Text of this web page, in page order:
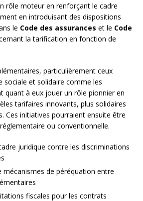
rôle moteur en renforçant le cadre
en introduisant des dispositions
le Code des assurances et le Code
la tarification en fonction de
particulièrement ceux
sociale et solidaire comme les
quant à eux jouer un rôle pionnier en
tarifaires innovants, plus solidaires
Ces initiatives pourraient ensuite être
ou conventionnelle.
juridique contre les discriminations
mécanismes de péréquation entre
fiscales pour les contrats